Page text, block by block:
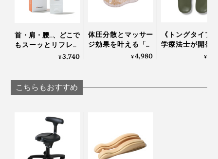
首・肩・腰…、どこで
もスーッとリフレッ
シュする「バイタラ
¥3,740
体圧分散とマッサー
ジ効果を叶える「バ
スタブクッション」
¥4,980
《トングタイプ
学療法士が開発
界600万人の足
¥
こちらもおすすめ